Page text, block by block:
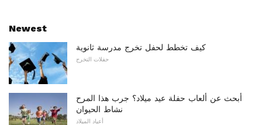
Newest
كيف تخطط لحفل تخرج مدرسة ثانوية
حفلات التخرج
أبحث عن ألعاب حفلة عيد ميلاد؟ جرب هذا المرح
نشاط الحيوان
أعياد الميلاد